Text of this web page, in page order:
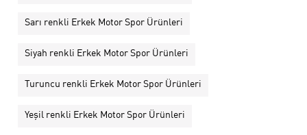
Sarı renkli Erkek Motor Spor Ürünleri
Siyah renkli Erkek Motor Spor Ürünleri
Turuncu renkli Erkek Motor Spor Ürünleri
Yeşil renkli Erkek Motor Spor Ürünleri